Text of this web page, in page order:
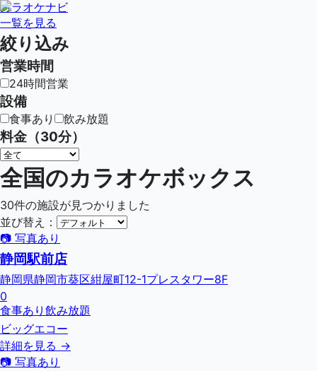
カラオケナビ
一覧を見る
絞り込み
営業時間
24時間営業
設備
食事あり 飲み放題
料金（30分）
全国のカラオケボックス
30件の施設が見つかりました
並び替え：
📷 写真あり
静岡駅前店
静岡県静岡市葵区紺屋町12-1プレスタワー8F
0
食事あり 飲み放題
ビッグエコー
詳細を見る →
📷 写真あり